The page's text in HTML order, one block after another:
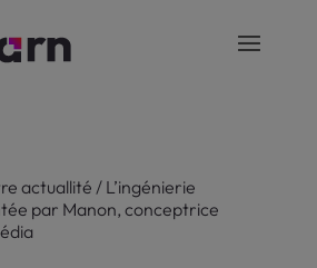
actuallité/ L’ingénierie
par Manon, conceptrice